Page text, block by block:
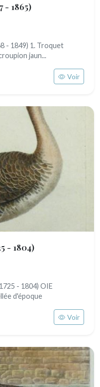
- 1865)
- 1849) 1. Troquet
jaun...
Voir
- 1804)
- 1804) OIE
d'époque
Voir